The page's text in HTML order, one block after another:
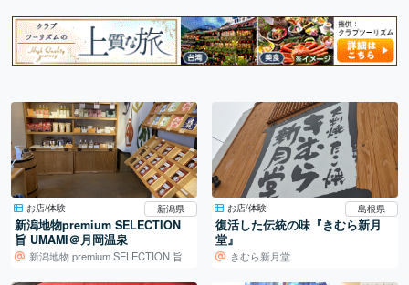
お店/体験 新潟県
新潟地物premium SELECTION
旨 UMAMI＠月岡温泉
新潟地物 premium SELECTION 旨
お店/体験 島根県
復活した伝統の味『きむら新月
堂』
きむら新月堂